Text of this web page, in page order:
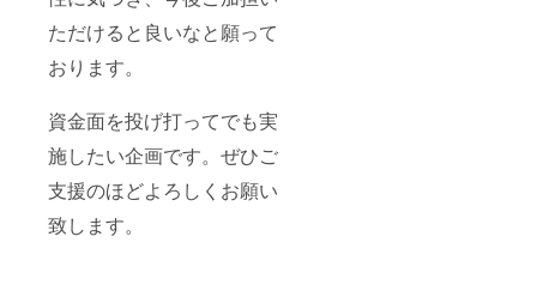
ただけると良いなと願って
おります。
資金面を投げ打ってでも実
施したい企画です。ぜひご
支援のほどよろしくお願い
致します。